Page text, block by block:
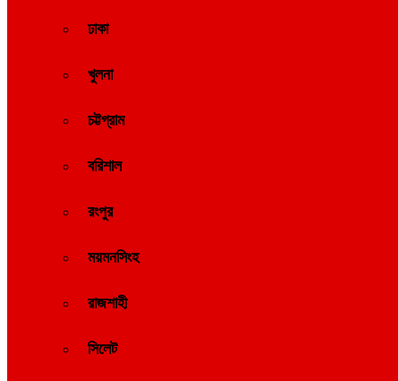
ঢাকা
খুলনা
চট্টগ্রাম
বরিশাল
রংপুর
ময়মনসিংহ
রাজশাহী
সিলেট